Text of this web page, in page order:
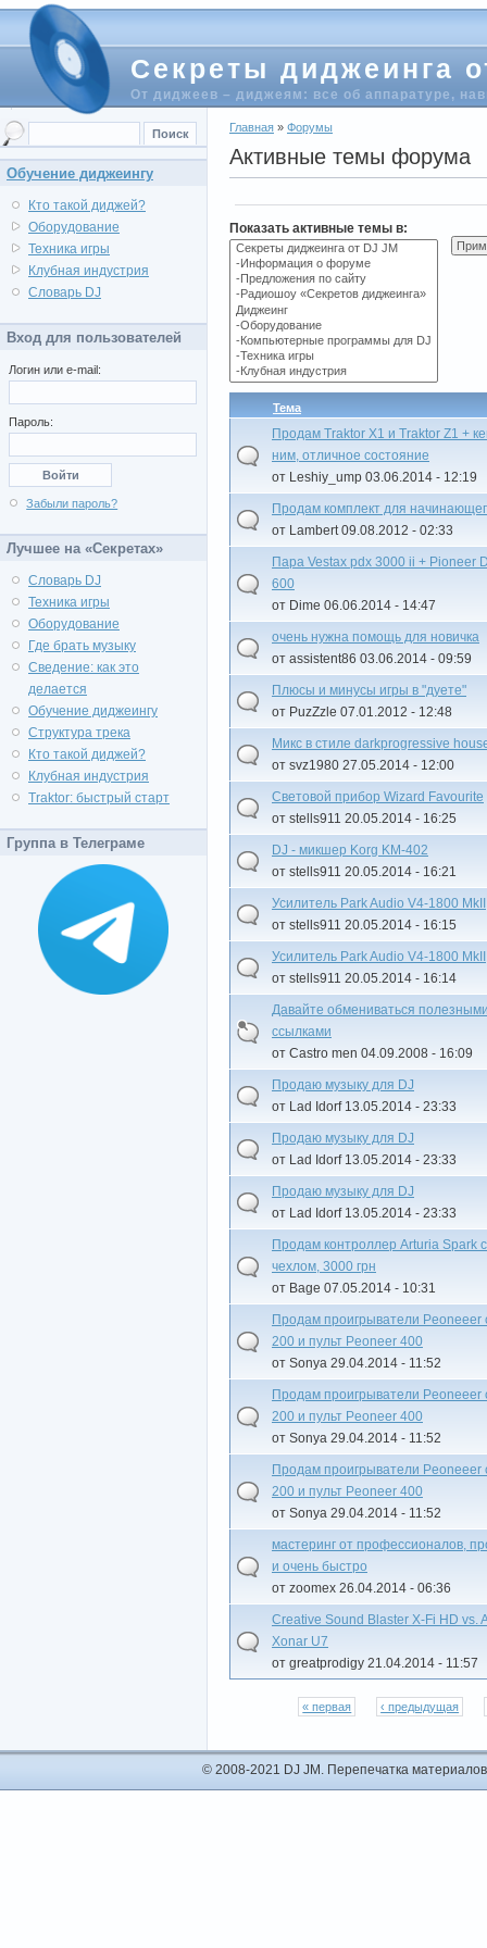
Секреты диджеинга
От диджеев – диджеям: все об аппаратуре,
Главная » Форумы
Активные темы форума
Показать активные темы в:
Тема
Продам Traktor X1 и Traktor Z1 +
ним, отличное состояние
от Leshiy_ump 03.06.2014 - 12:19
Продам комплект для
от Lambert 09.08.2012 - 02:33
Пара Vestax pdx 3000 ii + Pioneer
600
от Dime 06.06.2014 - 14:47
очень нужна помощь для новичка
от assistent86 03.06.2014 - 09:59
Плюсы и минусы игры в "дуете"
от PuzZzle 07.01.2012 - 12:48
Микс в стиле darkprogressive
от svz1980 27.05.2014 - 12:00
Световой прибор Wizard Favourite
от stells911 20.05.2014 - 16:25
DJ - микшер Korg KM-402
от stells911 20.05.2014 - 16:21
Усилитель Park Audio V4-1800 MkII
от stells911 20.05.2014 - 16:15
Усилитель Park Audio V4-1800 MkII
от stells911 20.05.2014 - 16:14
Давайте обмениваться
ссылками
от Castro men 04.09.2008 - 16:09
Продаю музыку для DJ
от Lad Idorf 13.05.2014 - 23:33
Продаю музыку для DJ
от Lad Idorf 13.05.2014 - 23:33
Продаю музыку для DJ
от Lad Idorf 13.05.2014 - 23:33
Продам контроллер Arturia Spark с
чехлом, 3000 грн
от Bage 07.05.2014 - 10:31
Продам проигрыватели Peoneeer
200 и пульт Peoneer 400
от Sonya 29.04.2014 - 11:52
Продам проигрыватели Peoneeer
200 и пульт Peoneer 400
от Sonya 29.04.2014 - 11:52
Продам проигрыватели Peoneeer
200 и пульт Peoneer 400
от Sonya 29.04.2014 - 11:52
мастеринг от профессионалов,
и очень быстро
от zoomex 26.04.2014 - 06:36
Creative Sound Blaster X-Fi HD vs.
Xonar U7
от greatprodigy 21.04.2014 - 11:57
« первая ‹ предыдущая
Обучение диджеингу
Кто такой диджей?
Оборудование
Техника игры
Клубная индустрия
Словарь DJ
Вход для пользователей
Логин или e-mail:
Пароль:
Забыли пароль?
Лучшее на «Секретах»
Словарь DJ
Техника игры
Оборудование
Где брать музыку
Сведение: как это
делается
Обучение диджеингу
Структура трека
Кто такой диджей?
Клубная индустрия
Traktor: быстрый старт
Группа в Телеграме
© 2008-2021 DJ JM. Перепечатка